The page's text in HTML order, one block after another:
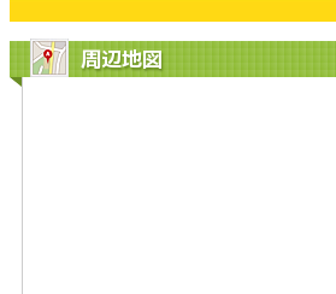
周辺地図